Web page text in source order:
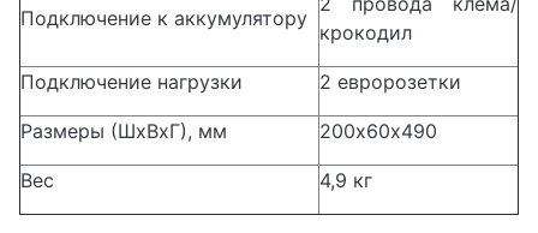
Подключение к аккумулятору
крокодил
Подключение нагрузки 2 евророзетки
Размеры (ШхВхГ), мм 200х60х490
Вес 4,9 кг